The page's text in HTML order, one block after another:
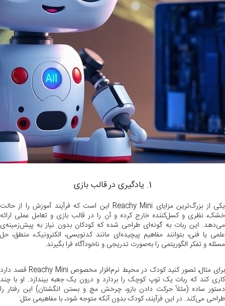
1. یادگیری در قالب بازی
یکی از بزرگ‌ترین مزایای Reachy Mini این است که فرآیند آموزش را از حالت
خشک، نظری و کسل‌کننده خارج کرده و آن را در قالب بازی و تعامل عملی ارائه
می‌دهد. این ربات به گونه‌ای طراحی شده که کودکان بدون نیاز به پیش‌زمینه‌ی
علمی یا فنی، بتوانند مفاهیم پیچیده‌ای مانند کدنویسی، الکترونیک، منطق، حل
مسئله و تفکر الگوریتمی را به‌صورت تدریجی و ناخودآگاه فرا بگیرند.
برای مثال، تصور کنید کودک در محیط نرم‌افزار مخصوص Reachy Mini قصد دارد
کاری کند که ربات یک توپ کوچک را بردارد و درون یک جعبه بیندازد. او با چند
دستور ساده (مثلاً حرکت دادن بازو، چرخش مچ و بستن انگشتان) این رفتار را
طراحی می‌کند. در این فرآیند، کودک بدون آنکه متوجه شود، با مفاهیمی مثل: